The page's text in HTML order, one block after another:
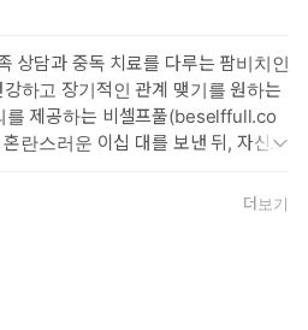
처를 알아차리고 치유하는 연습, 갈
는 법까지, 지금 연애로 불행한 이들
담았다.
는 온갖 소셜미디어 콘텐츠가 넘쳐
근본적인 해결책은 얻지 못하고 불
게, 이 책이 먼저 자기 내면을 돌보
상담과 중독 치료를 다루는 팜비치인
하고 장기적인 관계 맺기를 원하는
를 제공하는 비셀프풀(beselffull.co
란스러운 이십 대를 보낸 뒤, 자신이
를 들여다보고, 사랑은 이래야만 한다
잡고 나서야, 나 자신을 잃게 만들었던
더보기